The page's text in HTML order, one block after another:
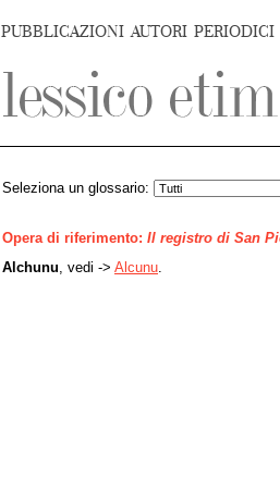
PUBBLICAZIONI AUTORI PERIODICI
Seleziona un glossario:
Opera di riferimento: Il registro di San
Alchunu , vedi -> Alcunu